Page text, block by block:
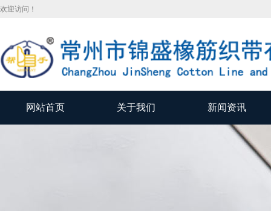
欢迎访问！
网站首页 关于我们 新闻资讯